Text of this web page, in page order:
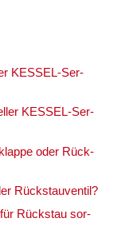
KES­SEL-Ser­
KES­SEL-Ser­
oder Rück­
Rück­stau­ven­til?
Rück­stau sor­